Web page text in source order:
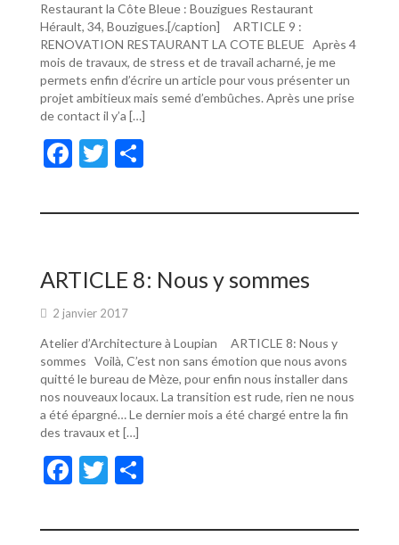
Restaurant la Côte Bleue : Bouzigues Restaurant
Hérault, 34, Bouzigues.[/caption] ARTICLE 9 :
RENOVATION RESTAURANT LA COTE BLEUE Après 4
mois de travaux, de stress et de travail acharné, je me
permets enfin d’écrire un article pour vous présenter un
projet ambitieux mais semé d’embûches. Après une prise
de contact il y’a […]
F
e
o
o
k
T
itt ta
er
ARTICLE 8: Nous y sommes
2 janvier 2017
Atelier d’Architecture à Loupian ARTICLE 8: Nous y
sommes Voilà, C’est non sans émotion que nous avons
quitté le bureau de Mèze, pour enfin nous installer dans
nos nouveaux locaux. La transition est rude, rien ne nous
a été épargné… Le dernier mois a été chargé entre la fin
des travaux et […]
F
e
T
itt ta